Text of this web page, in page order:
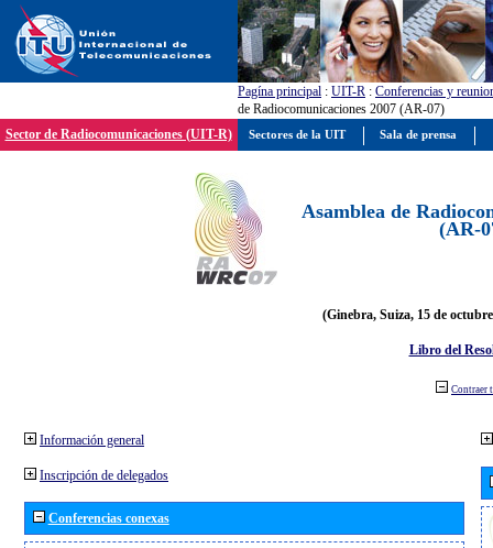
Pagína principal : UIT-R : Conferencias y
de Radiocomunicaciones 2007 (AR-07)
Sector de Radiocomunicaciones (UIT-R)
Asamblea de
(AR-
(Ginebra, Suiza, 15 de
Libro del
Contraer
Información general
Inscripción de delegados
Conferencias conexas
Sectores de la UIT Sala de prensa